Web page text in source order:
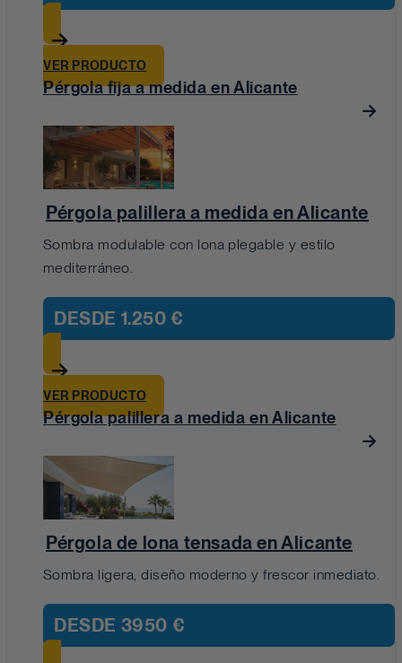
VER PRODUCTO
Pérgola fija a medida en Alicante
Pérgola palillera a medida en Alicante
Sombra modulable con lona plegable y estilo
mediterráneo.
DESDE 1.250 €
VER PRODUCTO
Pérgola palillera a medida en Alicante
Pérgola de lona tensada en Alicante
Sombra ligera, diseño moderno y frescor inmediato.
DESDE 3950 €